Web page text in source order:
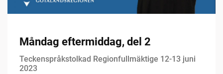
Måndag eftermiddag, del 2
Teckenspråkstolkad Regionfullmäktige 12-13 juni
2023